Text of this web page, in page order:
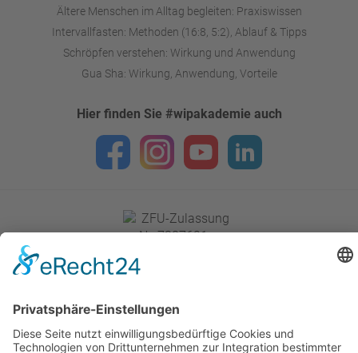
Ältere Menschen im Alltag begleiten: Praxiswissen
Intervallfasten: Methoden (16:8, 5:2), Ablauf & Tipps
Schröpfen verstehen: Wirkung und Anwendung
Gua Sha: Wirkung, Anwendung, Vorteile
Hier finden Sie #wipakademie auch